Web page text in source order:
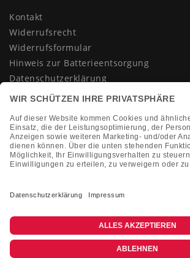
Kontakt
Widerrufsrecht
Widerrufsformular
Hinweis zur Batterieentsorgung
Datenschutzerklärung
AGB
Vertrag widerrufen
KONTAKT
+49 (0)2133 210433
shop@dienadel.de
Kieler Str. 18 - 41540 Dormagen